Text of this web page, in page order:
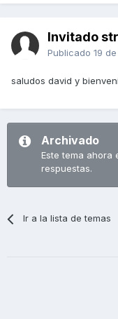
Invitado
Publicado 19
saludos david y
Archivado
Este tema
respuestas.
Ir a la lista de temas